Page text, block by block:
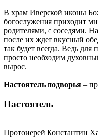
В храм Иверской иконы
богослужения приходит
родителями, с соседями.
после их ждет вкусный
так будет всегда. Ведь
просто необходим
вырос.
Настоятель подворья –
Настоятель
Протоиерей Константин